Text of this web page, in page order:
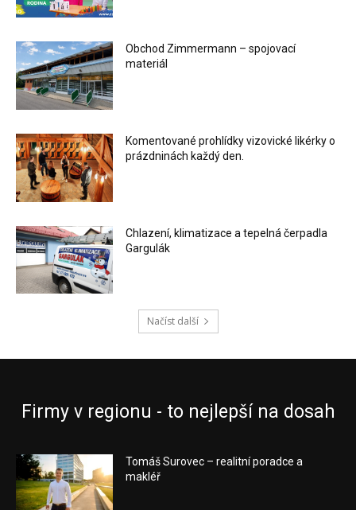
Obchod Zimmermann – spojovací
materiál
Komentované prohlídky vizovické likérky o
prázdninách každý den.
Chlazení, klimatizace a tepelná čerpadla
Gargulák
Načíst další
Firmy v regionu - to nejlepší na dosah
Tomáš Surovec – realitní poradce a
makléř